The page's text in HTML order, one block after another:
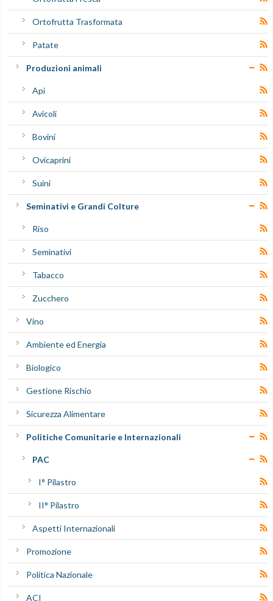
Ortofrutta Trasformata
Patate
Produzioni animali
Api
Avicoli
Bovini
Ovicaprini
Suini
Seminativi e Grandi Colture
Riso
Seminativi
Tabacco
Zucchero
Vino
Ambiente ed Energia
Biologico
Gestione Rischio
Sicurezza Alimentare
Politiche Comunitarie e Internazionali
PAC
I° Pilastro
II° Pilastro
Aspetti Internazionali
Promozione
Politica Nazionale
ACI